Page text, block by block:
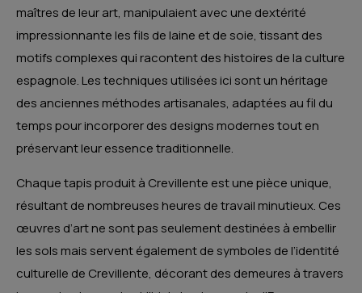
maîtres de leur art, manipulaient avec une dextérité
impressionnante les fils de laine et de soie, tissant des
motifs complexes qui racontent des histoires de la culture
espagnole. Les techniques utilisées ici sont un héritage
des anciennes méthodes artisanales, adaptées au fil du
temps pour incorporer des designs modernes tout en
préservant leur essence traditionnelle.
Chaque tapis produit à Crevillente est une pièce unique,
résultant de nombreuses heures de travail minutieux. Ces
œuvres d’art ne sont pas seulement destinées à embellir
les sols mais servent également de symboles de l’identité
culturelle de Crevillente, décorant des demeures à travers